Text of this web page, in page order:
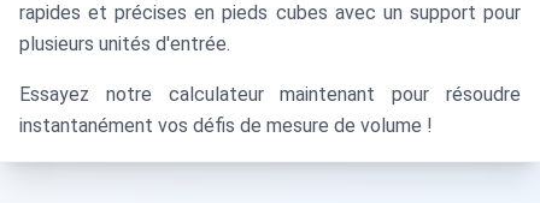
rapides et précises en pieds cubes avec un support pour
plusieurs unités d'entrée.
Essayez notre calculateur maintenant pour résoudre
instantanément vos défis de mesure de volume !